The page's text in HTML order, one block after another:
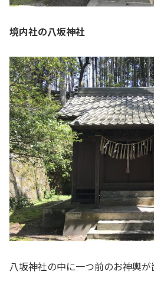
境内社の八坂神社
八坂神社の中に一つ前のお神輿が